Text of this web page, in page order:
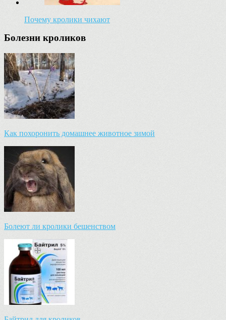
Почему кролики чихают
Болезни кроликов
Как похоронить домашнее животное зимой
Болеют ли кролики бешенством